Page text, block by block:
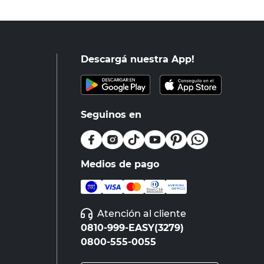
Descargá nuestra App!
Seguinos en
Medios de pago
Atención al cliente
0810-999-EASY(3279)
0800-555-0055